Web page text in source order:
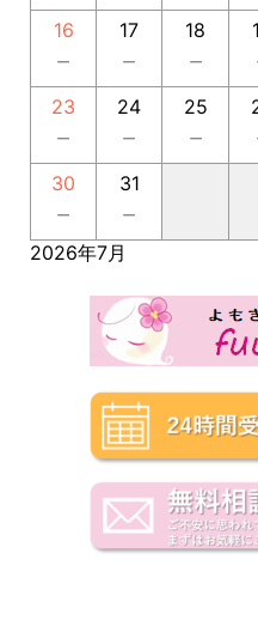
16
－
17
－
18
－
23
－
24
－
25
－
30
－
31
－
2026年7月